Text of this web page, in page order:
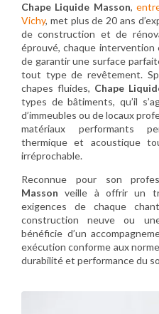
Chape Liquide Masson,
Vichy, met plus de 20 ans
de construction et de
éprouvé, chaque intervention
de garantir une surface
tout type de revêtement.
chapes fluides, Chape
types de bâtiments, qu’il
d’immeubles ou de locaux
matériaux performants
thermique et acoustique
irréprochable.
Reconnue pour son
Masson veille à offrir un
exigences de chaque
construction neuve ou
bénéficie d’un
exécution conforme aux
durabilité et performance du